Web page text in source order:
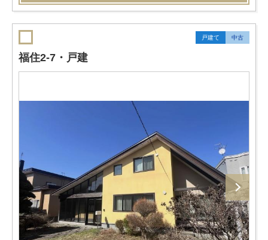
戸建て 中古
福住2-7・戸建